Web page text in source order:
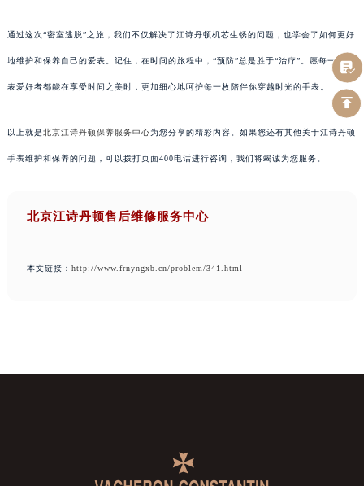
通过这次“密室逃脱”之旅，我们不仅解决了江诗丹顿机芯生锈的问题，也学会了如何更好
地维护和保养自己的爱表。记住，在时间的旅程中，“预防”总是胜于“治疗”。愿每一位钟
表爱好者都能在享受时间之美时，更加细心地呵护每一枚陪伴你穿越时光的手表。
以上就是北京江诗丹顿保养服务中心为您分享的精彩内容。如果您还有其他关于江诗丹顿
手表维护和保养的问题，可以拨打页面400电话进行咨询，我们将竭诚为您服务。
北京江诗丹顿售后维修服务中心
本文链接： http://www.frnyngxb.cn/problem/341.html